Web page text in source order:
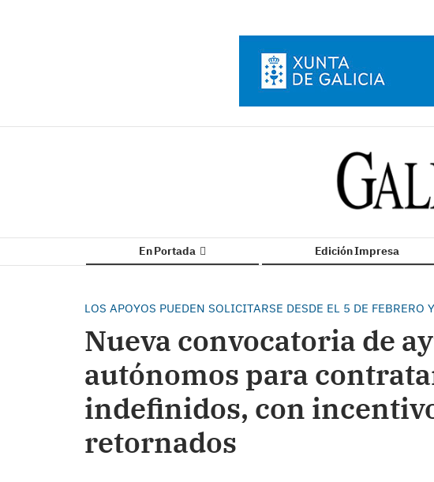
En Portada Edición Impresa
LOS APOYOS PUEDEN SOLICITARSE DESDE EL 5 DE FEBRERO
Nueva convocatoria de
autónomos para
indefinidos, con
retornados